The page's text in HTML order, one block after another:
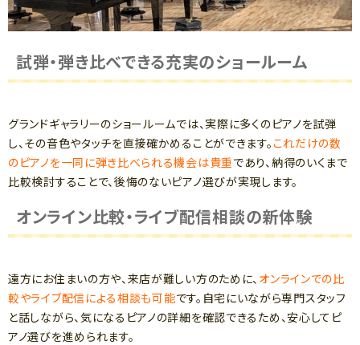
試弾・弾き比べできる充実のショールーム
グランドギャラリーのショールームでは、実際に多くのピアノを試弾
し、その音色やタッチを直接確かめることができます。 これだけの数
のピアノを一同に弾き比べられる機会は貴重であり、納得のいくまで
比較検討することで、後悔のないピアノ選びが実現します。
オンライン比較・ライブ配信相談の新体験
遠方にお住まいの方や、来店が難しい方のために、 オンラインでの比
較やライブ配信による相談も可能です。自宅にいながら専門スタッフ
と話しながら、気になるピアノの詳細を確認できるため、安心してピ
アノ選びを進められます。